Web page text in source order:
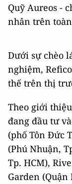
Quỹ Aureos -
nhân trên
Dưới sự chèo
nghiệm,
thế trên thị
Theo giới
đang đầu tư
(phố Tôn Đức
(Phú Nhuận,
Tp. HCM),
Garden